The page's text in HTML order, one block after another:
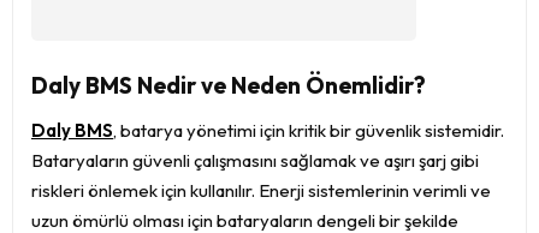
Daly BMS Nedir ve Neden Önemlidir?
Daly BMS, batarya yönetimi için kritik bir güvenlik sistemidir.
Bataryaların güvenli çalışmasını sağlamak ve aşırı şarj gibi
riskleri önlemek için kullanılır. Enerji sistemlerinin verimli ve
uzun ömürlü olması için bataryaların dengeli bir şekilde